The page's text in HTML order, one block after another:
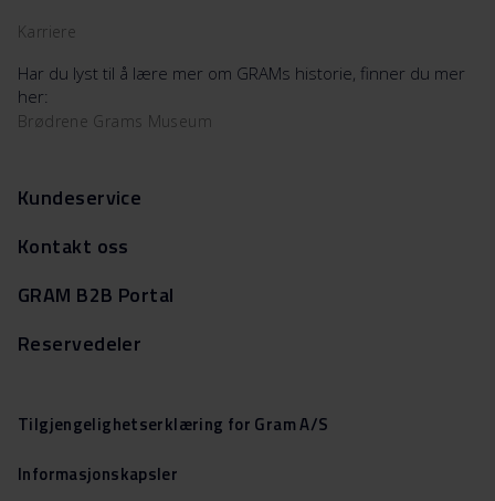
Karriere
Har du lyst til å lære mer om GRAMs historie, finner du mer
her:
Brødrene Grams Museum
Kundeservice
Kontakt oss
GRAM B2B Portal
Reservedeler
Tilgjengelighetserklæring for Gram A/S
Informasjonskapsler